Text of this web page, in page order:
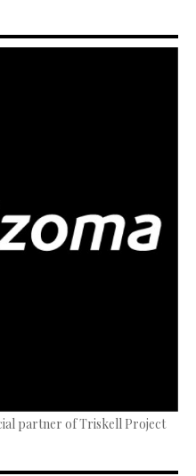
partner of Triskell Project